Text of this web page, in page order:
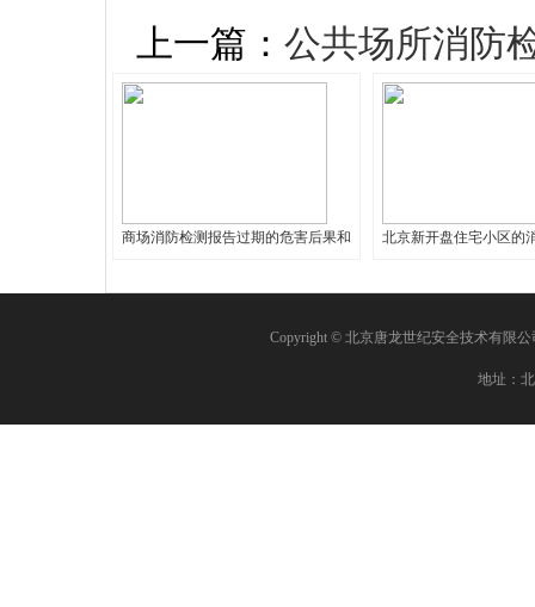
上一篇： 公共场所消防
商场消防检测报告过期的危害后果和 北京新开盘住宅小区的
Copyright © 北京唐龙世纪安全技术有限
地址：